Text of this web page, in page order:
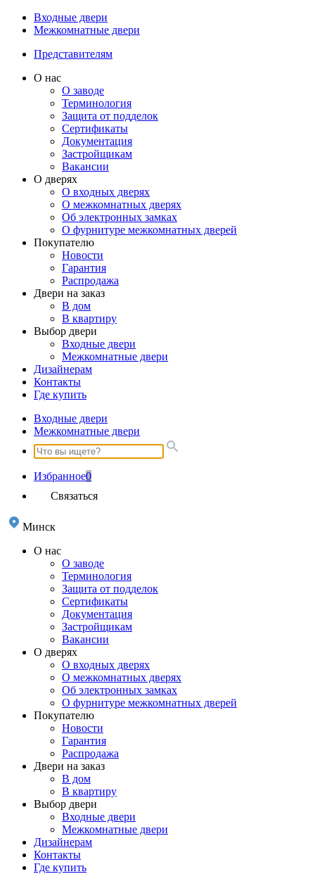
Входные двери
Межкомнатные двери
Представителям
О нас
О заводе
Терминология
Защита от подделок
Сертификаты
Документация
Застройщикам
Вакансии
О дверях
О входных дверях
О межкомнатных дверях
Об электронных замках
О фурнитуре межкомнатных дверей
Покупателю
Новости
Гарантия
Распродажа
Двери на заказ
В дом
В квартиру
Выбор двери
Входные двери
Межкомнатные двери
Дизайнерам
Контакты
Где купить
Входные двери
Межкомнатные двери
Избранное0
Связаться
Минск
О нас
О заводе
Терминология
Защита от подделок
Сертификаты
Документация
Застройщикам
Вакансии
О дверях
О входных дверях
О межкомнатных дверях
Об электронных замках
О фурнитуре межкомнатных дверей
Покупателю
Новости
Гарантия
Распродажа
Двери на заказ
В дом
В квартиру
Выбор двери
Входные двери
Межкомнатные двери
Дизайнерам
Контакты
Где купить